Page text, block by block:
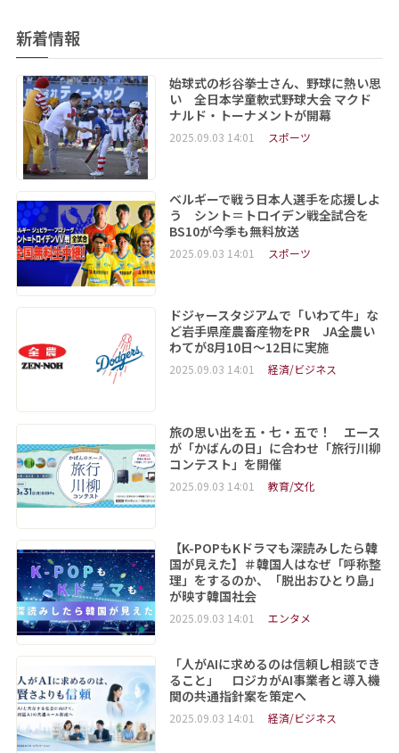
新着情報
始球式の杉谷拳士さん、野球に熱い思
い 全日本学童軟式野球大会 マクド
ナルド・トーナメントが開幕
2025.09.03 14:01 スポーツ
ベルギーで戦う日本人選手を応援しよ
う シント＝トロイデン戦全試合を
BS10が今季も無料放送
2025.09.03 14:01 スポーツ
ドジャースタジアムで「いわて牛」な
ど岩手県産農畜産物をPR JA全農い
わてが8月10日～12日に実施
2025.09.03 14:01 経済/ビジネス
旅の思い出を五・七・五で！ エース
が「かばんの日」に合わせ「旅行川柳
コンテスト」を開催
2025.09.03 14:01 教育/文化
【K-POPもKドラマも深読みしたら韓
国が見えた】＃韓国人はなぜ「呼称整
理」をするのか、「脱出おひとり島」
が映す韓国社会
2025.09.03 14:01 エンタメ
「人がAIに求めるのは信頼し相談でき
ること」 ロジカがAI事業者と導入機
関の共通指針案を策定へ
2025.09.03 14:01 経済/ビジネス